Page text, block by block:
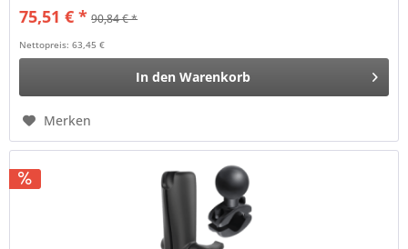
75,51 € * 90,84 € *
Nettopreis: 63,45 €
In den Warenkorb
Merken